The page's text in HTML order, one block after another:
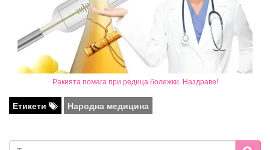
Ракията помага при редица болежки. Наздраве!
Етикети Народна медицина